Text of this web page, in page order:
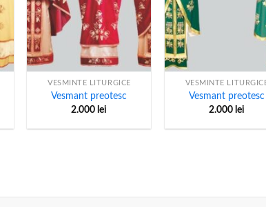
+
VESMINTE LITURGICE
Vesmant preotesc
2.000 lei
+
VESMINTE
Vesmant preotesc
2.000 lei